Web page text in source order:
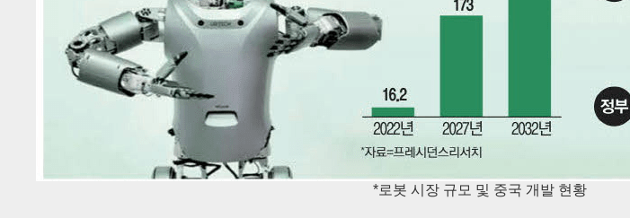
*로봇 시장 규모 및 중국 개발 현황